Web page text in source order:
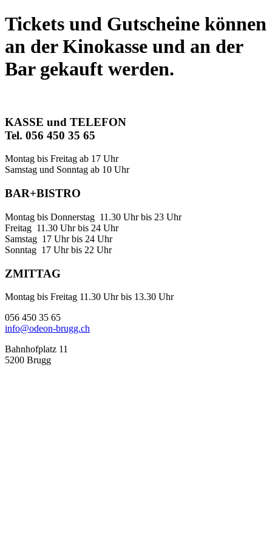
Tickets und Gutscheine können
an der Kinokasse und an der
Bar gekauft werden.
KASSE und TELEFON
Tel. 056 450 35 65
Montag bis Freitag ab 17 Uhr
Samstag und Sonntag ab 10 Uhr
BAR+BISTRO
Montag bis Donnerstag 11.30 Uhr bis 23 Uhr
Freitag 11.30 Uhr bis 24 Uhr
Samstag 17 Uhr bis 24 Uhr
Sonntag 17 Uhr bis 22 Uhr
ZMITTAG
Montag bis Freitag 11.30 Uhr bis 13.30 Uhr
056 450 35 65
info@odeon-brugg.ch
Bahnhofplatz 11
5200 Brugg